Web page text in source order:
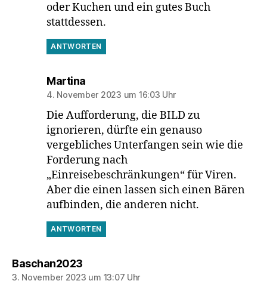
oder Kuchen und ein gutes Buch
stattdessen.
ANTWORTEN
Martinasagt:
4. November 2023 um 16:03 Uhr
Die Aufforderung, die BILD zu
ignorieren, dürfte ein genauso
vergebliches Unterfangen sein wie die
Forderung nach
„Einreisebeschränkungen“ für Viren.
Aber die einen lassen sich einen Bären
aufbinden, die anderen nicht.
ANTWORTEN
Baschan2023sagt:
3. November 2023 um 13:07 Uhr